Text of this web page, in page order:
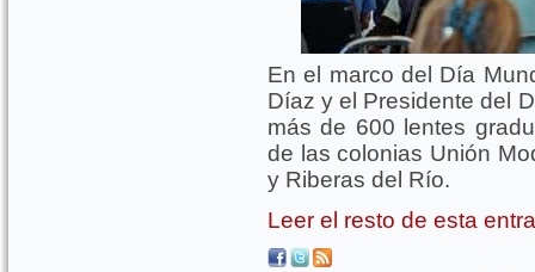
En el marco del Día
Díaz y el Presidente del
más de 600 lentes
de las colonias Unión
y Riberas del Río.
Leer el resto de esta